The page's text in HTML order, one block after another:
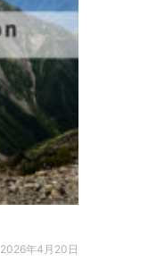
2026年4月20日